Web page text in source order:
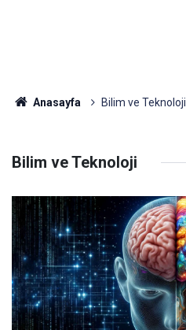
Anasayfa Bilim ve Teknoloji
Bilim ve Teknoloji